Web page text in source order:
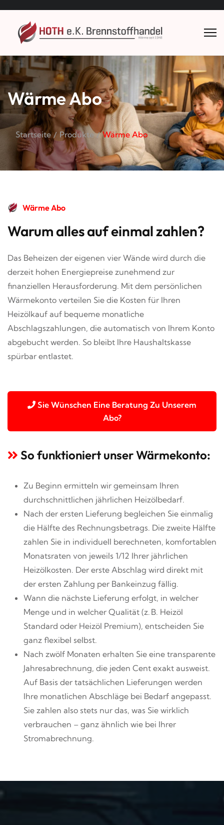
Wärme Abo
Startseite Produkte Wärme Abo
Wärme Abo
Warum alles auf einmal zahlen?
Das Beheizen der eigenen vier Wände wird durch die
derzeit hohen Energiepreise zunehmend zur
finanziellen Herausforderung. Mit dem persönlichen
Wärmekonto verteilen Sie die Kosten für Ihren
Heizölkauf auf bequeme monatliche
Abschlagszahlungen, die automatisch von Ihrem Konto
abgebucht werden. So bleibt Ihre Haushaltskasse
spürbar entlastet.
Sie Wünschen Eine Beratung Zu Unserem
Abo?
So funktioniert unser Wärmekonto:
Zu Beginn ermitteln wir gemeinsam Ihren
durchschnittlichen jährlichen Heizölbedarf.
Nach der ersten Lieferung begleichen Sie einmalig
die Hälfte des Rechnungsbetrags. Die zweite Hälfte
zahlen Sie in individuell berechneten, komfortablen
Monatsraten von jeweils 1/12 Ihrer jährlichen
Heizölkosten. Der erste Abschlag wird direkt mit
der ersten Zahlung per Bankeinzug fällig.
Wann die nächste Lieferung erfolgt, in welcher
Menge und in welcher Qualität (z. B. Heizöl
Standard oder Heizöl Premium), entscheiden Sie
ganz flexibel selbst.
Nach zwölf Monaten erhalten Sie eine transparente
Jahresabrechnung, die jeden Cent exakt ausweist.
Auf Basis der tatsächlichen Lieferungen werden
Ihre monatlichen Abschläge bei Bedarf angepasst.
Sie zahlen also stets nur das, was Sie wirklich
verbrauchen – ganz ähnlich wie bei Ihrer
Stromabrechnung.